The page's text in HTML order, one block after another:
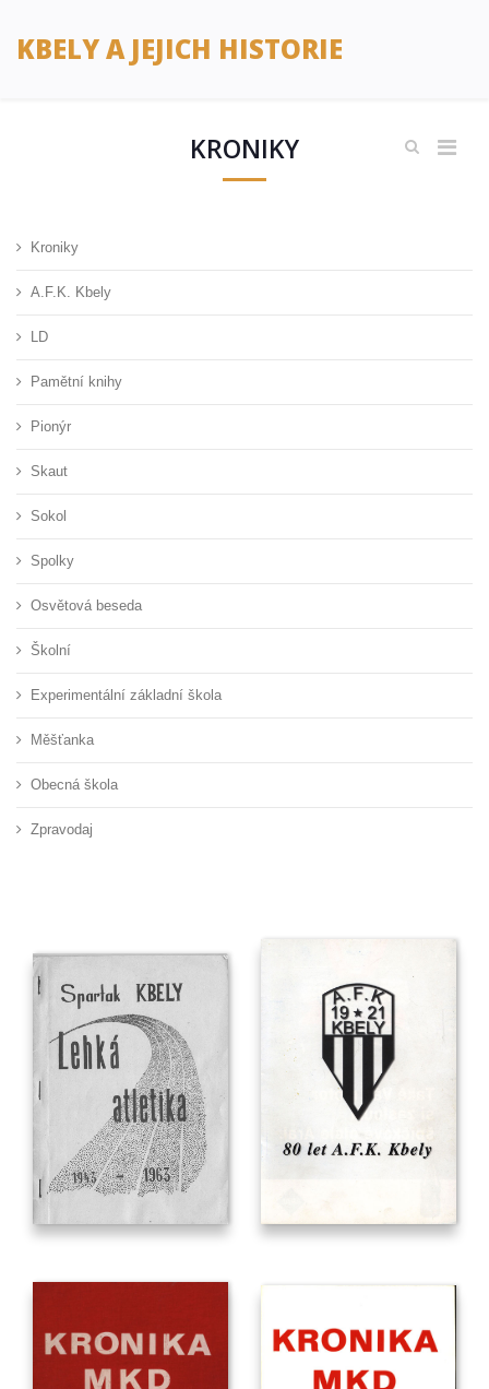
KBELY A JEJICH HISTORIE
KRONIKY
Kroniky
A.F.K. Kbely
LD
Pamětní knihy
Pionýr
Skaut
Sokol
Spolky
Osvětová beseda
Školní
Experimentální základní škola
Měšťanka
Obecná škola
Zpravodaj